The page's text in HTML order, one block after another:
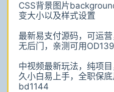
CSS背景图片
变大小以及样式设置
最新易支付源码，可运
无后门，亲测可用
中视频最新玩法，纯项
久小白易上手，全职保
bd1144